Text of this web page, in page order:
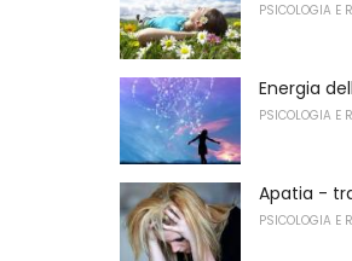
PSICOLOGIA E
Energia
PSICOLOGIA E
Apatia -
PSICOLOGIA E